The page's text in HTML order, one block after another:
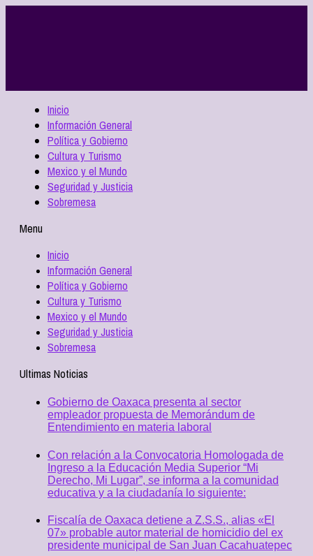
Inicio
Información General
Política y Gobierno
Cultura y Turismo
Mexico y el Mundo
Seguridad y Justicia
Sobremesa
Menu
Inicio
Información General
Política y Gobierno
Cultura y Turismo
Mexico y el Mundo
Seguridad y Justicia
Sobremesa
Ultimas Noticias
Gobierno de Oaxaca presenta al sector
empleador propuesta de Memorándum de
Entendimiento en materia laboral
Con relación a la Convocatoria Homologada de
Ingreso a la Educación Media Superior “Mi
Derecho, Mi Lugar”, se informa a la comunidad
educativa y a la ciudadanía lo siguiente:
Fiscalía de Oaxaca detiene a Z.S.S., alias «El
07» probable autor material de homicidio del ex
presidente municipal de San Juan Cacahuatepec